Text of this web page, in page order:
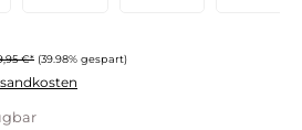
€* (39.98% gespart)